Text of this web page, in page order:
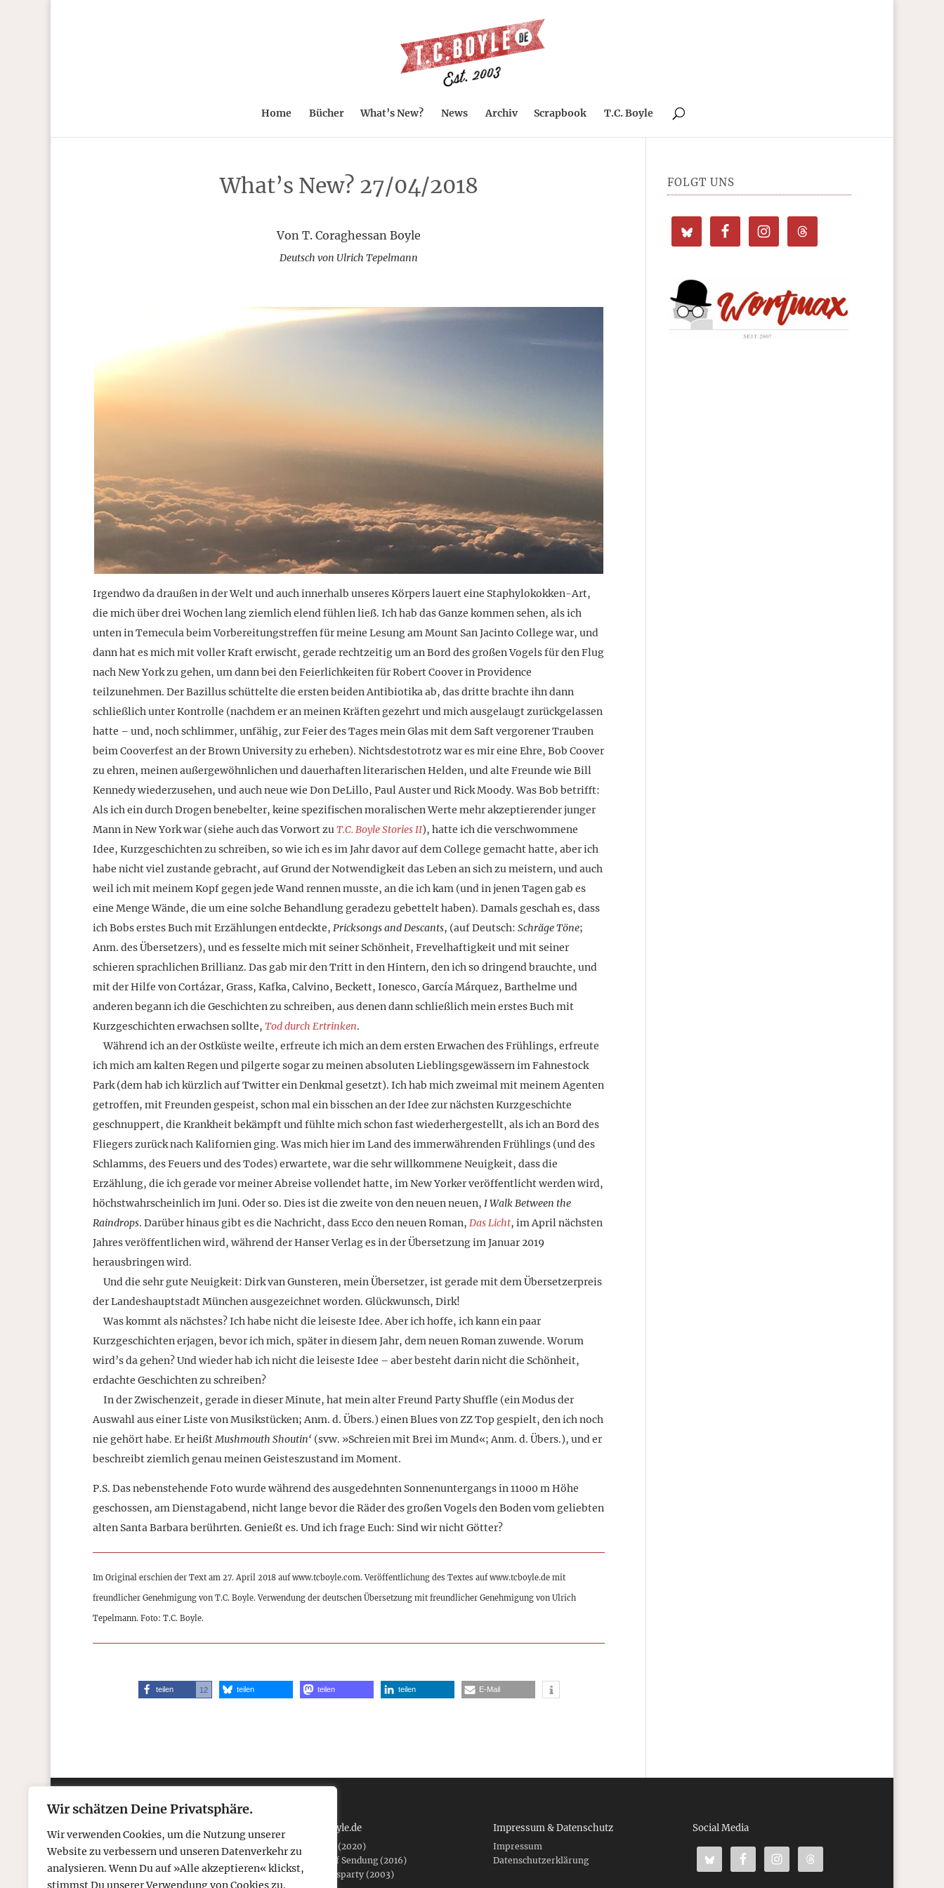
Wir schätzen Deine Privatsphäre.
Wir verwenden Cookies, um die Nutzung unserer
Website zu verbessern und unseren Datenverkehr zu
analysieren. Wenn Du auf »Alle akzeptieren« klickst,
stimmst Du unserer Verwendung von Cookies zu.
Home Bücher What’s New? News Archiv Scrapbook T.C. Boyle
What’s New? 27/04/2018
Von T. Coraghessan Boyle
Deutsch von Ulrich Tepelmann
Irgendwo da draußen in der Welt und auch innerhalb unseres Körpers lauert eine Staphylokokken-Art,
die mich über drei Wochen lang ziemlich elend fühlen ließ. Ich hab das Ganze kommen sehen, als ich
unten in Temecula beim Vorbereitungstreffen für meine Lesung am Mount San Jacinto College war, und
dann hat es mich mit voller Kraft erwischt, gerade rechtzeitig um an Bord des großen Vogels für den Flug
nach New York zu gehen, um dann bei den Feierlichkeiten für Robert Coover in Providence
teilzunehmen. Der Bazillus schüttelte die ersten beiden Antibiotika ab, das dritte brachte ihn dann
schließlich unter Kontrolle (nachdem er an meinen Kräften gezehrt und mich ausgelaugt zurückgelassen
hatte – und, noch schlimmer, unfähig, zur Feier des Tages mein Glas mit dem Saft vergorener Trauben
beim Cooverfest an der Brown University zu erheben). Nichtsdestotrotz war es mir eine Ehre, Bob Coover
zu ehren, meinen außergewöhnlichen und dauerhaften literarischen Helden, und alte Freunde wie Bill
Kennedy wiederzusehen, und auch neue wie Don DeLillo, Paul Auster und Rick Moody. Was Bob betrifft:
Als ich ein durch Drogen benebelter, keine spezifischen moralischen Werte mehr akzeptierender junger
Mann in New York war (siehe auch das Vorwort zuT.C. Boyle Stories II), hatte ich die verschwommene
Idee, Kurzgeschichten zu schreiben, so wie ich es im Jahr davor auf dem College gemacht hatte, aber ich
habe nicht viel zustande gebracht, auf Grund der Notwendigkeit das Leben an sich zu meistern, und auch
weil ich mit meinem Kopf gegen jede Wand rennen musste, an die ich kam (und in jenen Tagen gab es
eine Menge Wände, die um eine solche Behandlung geradezu gebettelt haben). Damals geschah es, dass
ich Bobs erstes Buch mit Erzählungen entdeckte, Pricksongs and Descants, (auf Deutsch: Schräge Töne;
Anm. des Übersetzers), und es fesselte mich mit seiner Schönheit, Frevelhaftigkeit und mit seiner
schieren sprachlichen Brillianz. Das gab mir den Tritt in den Hintern, den ich so dringend brauchte, und
mit der Hilfe von Cortázar, Grass, Kafka, Calvino, Beckett, Ionesco, García Márquez, Barthelme und
anderen begann ich die Geschichten zu schreiben, aus denen dann schließlich mein erstes Buch mit
Kurzgeschichten erwachsen sollte, Tod durch Ertrinken.
Während ich an der Ostküste weilte, erfreute ich mich an dem ersten Erwachen des Frühlings, erfreute
ich mich am kalten Regen und pilgerte sogar zu meinen absoluten Lieblingsgewässern im Fahnestock
Park (dem hab ich kürzlich auf Twitter ein Denkmal gesetzt). Ich hab mich zweimal mit meinem Agenten
getroffen, mit Freunden gespeist, schon mal ein bisschen an der Idee zur nächsten Kurzgeschichte
geschnuppert, die Krankheit bekämpft und fühlte mich schon fast wiederhergestellt, als ich an Bord des
Fliegers zurück nach Kalifornien ging. Was mich hier im Land des immerwährenden Frühlings (und des
Schlamms, des Feuers und des Todes) erwartete, war die sehr willkommene Neuigkeit, dass die
Erzählung, die ich gerade vor meiner Abreise vollendet hatte, im New Yorker veröffentlicht werden wird,
höchstwahrscheinlich im Juni. Oder so. Dies ist die zweite von den neuen neuen, I Walk Between the
Raindrops. Darüber hinaus gibt es die Nachricht, dass Ecco den neuen Roman, Das Licht, im April nächsten
Jahres veröffentlichen wird, während der Hanser Verlag es in der Übersetzung im Januar 2019
herausbringen wird.
Und die sehr gute Neuigkeit: Dirk van Gunsteren, mein Übersetzer, ist gerade mit dem Übersetzerpreis
der Landeshauptstadt München ausgezeichnet worden. Glückwunsch, Dirk!
Was kommt als nächstes? Ich habe nicht die leiseste Idee. Aber ich hoffe, ich kann ein paar
Kurzgeschichten erjagen, bevor ich mich, später in diesem Jahr, dem neuen Roman zuwende. Worum
wird’s da gehen? Und wieder hab ich nicht die leiseste Idee – aber besteht darin nicht die Schönheit,
erdachte Geschichten zu schreiben?
In der Zwischenzeit, gerade in dieser Minute, hat mein alter Freund Party Shuffle (ein Modus der
Auswahl aus einer Liste von Musikstücken; Anm. d. Übers.) einen Blues von ZZ Top gespielt, den ich noch
nie gehört habe. Er heißtMushmouth Shoutin‘ (svw. »Schreien mit Brei im Mund«; Anm. d. Übers.), und er
beschreibt ziemlich genau meinen Geisteszustand im Moment.
P.S. Das nebenstehende Foto wurde während des ausgedehnten Sonnenuntergangs in 11000 m Höhe
geschossen, am Dienstagabend, nicht lange bevor die Räder des großen Vogels den Boden vom geliebten
alten Santa Barbara berührten. Genießt es. Und ich frage Euch: Sind wir nicht Götter?
Im Original erschien der Text am 27. April 2018 auf www.tcboyle.com. Veröffentlichung des Textes auf www.tcboyle.de mit
freundlicher Genehmigung von T.C. Boyle. Verwendung der deutschen Übersetzung mit freundlicher Genehmigung von Ulrich
Tepelmann. Foto: T.C. Boyle.
teilen 12 teilen teilen teilen E-Mail
FOLGT UNS
Kontakt
Telefon: 05306 912 418
Über tcboyle.de
Refreshed (2020)
Wieder auf Sendung (2016)
Eröffnungsparty (2003)
Impressum & Datenschutz
Impressum
Datenschutzerklärung
Social Media